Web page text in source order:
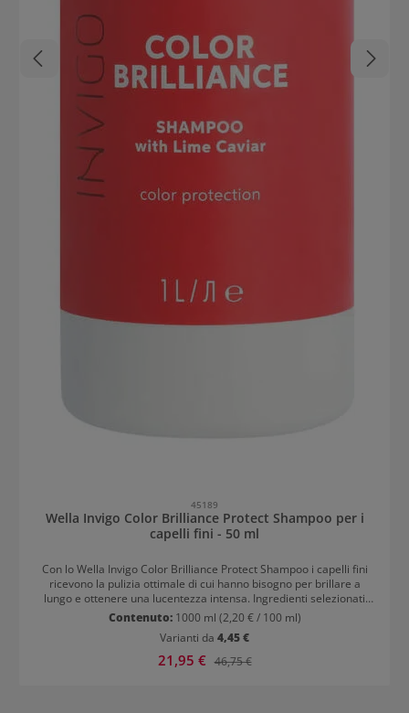
45189
Wella Invigo Color Brilliance Protect Shampoo per i
capelli fini - 50 ml
Con lo Wella Invigo Color Brilliance Protect Shampoo i capelli fini
ricevono la pulizia ottimale di cui hanno bisogno per brillare a
lungo e ottenere una lucentezza intensa. Ingredienti selezionati
come il limettenkaviar, combinato con vitamina E e istidina,
forniscono ai capelli dal cuoio capelluto alle punte molta umidità e
nutrienti, che garantiscono protezione del colore, brillantezza e
una sensazione di capelli senza paragoni. La formula leggera e
innovativa, con pH basso, controlla il processo di ossidazione dopo
Contenuto: 1000 ml (2,20 € / 100 ml)
Varianti da 4,45 €
Prezzo di vendita:
21,95 € Prezzo normale:
46,75 €